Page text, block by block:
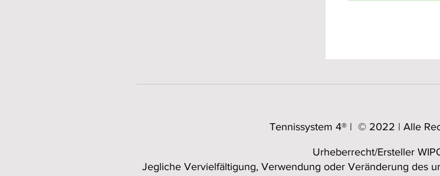
Tennissystem 4® | © 2022 | Alle
Urheberrecht/Ersteller
Jegliche Vervielfältigung, Verwendung oder Veränderung des